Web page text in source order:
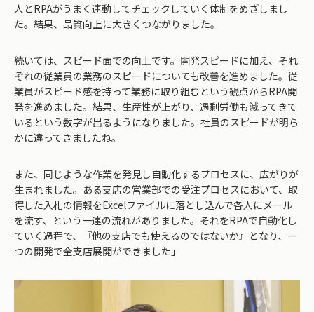
人とRPAがうまく連動してチェックしていく体制をめざしまし
た。結果、品質向上に大きくつながりました。
続いては、スピード面での向上です。開発スピードに加え、それ
ぞれの従業員の業務のスピードについても改善を進めました。従
業員がスピード感を持って業務に取り組むという観点からRPA開
発を進めました。結果、生産性が上がり、過剰労働も減ってきて
いるという数字が出るようになりました。社員のスピードが明ら
かに違ってきましたね。
また、同じような作業を発見し自動化するプロセスに、広がりが
生まれました。ある支店の営業部での受注プロセスにおいて、取
得した入札の情報をExcelファイルに落とし込んで各人にメール
を流す、という一連の流れがありました。それをRPAで自動化し
ていく過程で、『他の支店でも使えるのではないか』となり、一
つの開発で全支店展開ができました」